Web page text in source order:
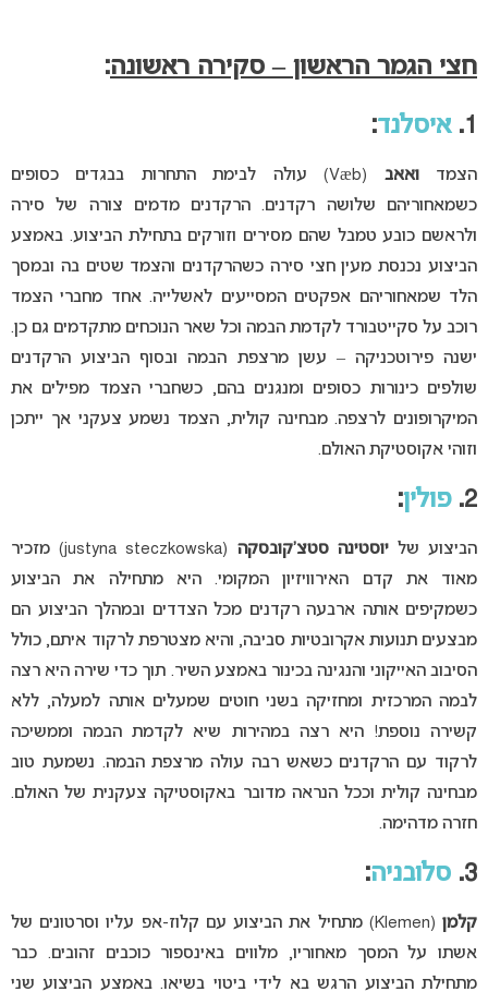
חצי הגמר הראשון – סקירה ראשונה:
1. איסלנד:
הצמדואאב
(Væb) עולה לבימת התחרות בבגדים כסופים
כשמאחוריהם שלושה רקדנים. הרקדנים מדמים צורה של סירה
ולראשם כובע טמבל שהם מסירים וזורקים בתחילת הביצוע. באמצע
הביצוע נכנסת מעין חצי סירה כשהרקדנים והצמד שטים בה ובמסך
הלד שמאחוריהם אפקטים המסייעים לאשלייה. אחד מחברי הצמד
רוכב על סקייטבורד לקדמת הבמה וכל שאר הנוכחים מתקדמים גם כן.
ישנה פירוטכניקה – עשן מרצפת הבמה ובסוף הביצוע הרקדנים
שולפים כינורות כסופים ומנגנים בהם, כשחברי הצמד מפילים את
המיקרופונים לרצפה. מבחינה קולית, הצמד נשמע צעקני אך ייתכן
וזוהי אקוסטיקת האולם.
2. פולין:
הביצוע שליוסטינה סטצ’קובסקה
(justyna steczkowska) מזכיר
מאוד את קדם האירוויזיון המקומי. היא מתחילה את הביצוע
כשמקיפים אותה ארבעה רקדנים מכל הצדדים ובמהלך הביצוע הם
מבצעים תנועות אקרובטיות סביבה, והיא מצטרפת לרקוד איתם, כולל
הסיבוב האייקוני והנגינה בכינור באמצע השיר. תוך כדי שירה היא רצה
לבמה המרכזית ומחזיקה בשני חוטים שמעלים אותה למעלה, ללא
קשירה נוספת! היא רצה במהירות שיא לקדמת הבמה וממשיכה
לרקוד עם הרקדנים כשאש רבה עולה מרצפת הבמה. נשמעת טוב
מבחינה קולית וככל הנראה מדובר באקוסטיקה צעקנית של האולם.
חזרה מדהימה.
3. סלובניה:
קלמן
(Klemen) מתחיל את הביצוע עם קלוז-אפ עליו וסרטונים של
אשתו על המסך מאחוריו, מלווים באינספור כוכבים זהובים. כבר
מתחילת הביצוע הרגש בא לידי ביטוי בשיאו. באמצע הביצוע שני